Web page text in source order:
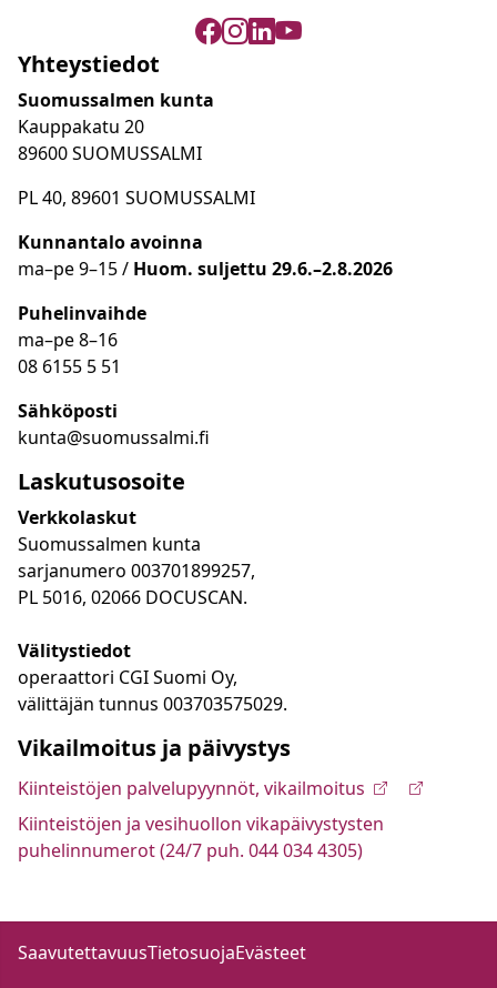
Yhteystiedot
Suomussalmen kunta
Kauppakatu 20
89600 SUOMUSSALMI
PL 40, 89601 SUOMUSSALMI
Kunnantalo avoinna
ma–pe 9–15 / Huom. suljettu 29.6.–2.8.2026
Puhelinvaihde
ma–pe 8–16
08 6155 5 51
Sähköposti
kunta@suomussalmi.fi
Laskutusosoite
Verkkolaskut
Suomussalmen kunta
sarjanumero 003701899257,
PL 5016, 02066 DOCUSCAN.
Välitystiedot
operaattori CGI Suomi Oy,
välittäjän tunnus 003703575029.
Vikailmoitus ja päivystys
Kiinteistöjen palvelupyynnöt, vikailmoitus
Kiinteistöjen ja vesihuollon vikapäivystysten
puhelinnumerot (24/7 puh. 044 034 4305)
SaavutettavuusTietosuojaEvästeet